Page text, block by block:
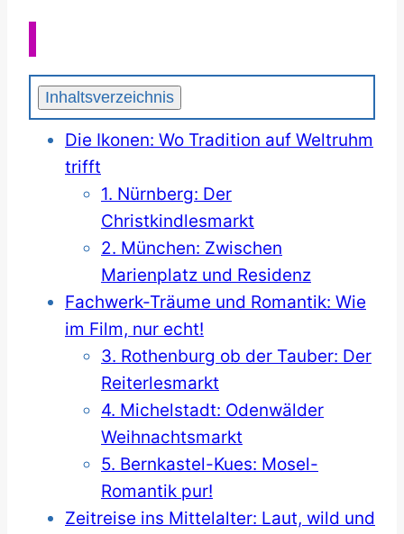
Inhaltsverzeichnis
Die Ikonen: Wo Tradition auf Weltruhm
trifft
1. Nürnberg: Der
Christkindlesmarkt
2. München: Zwischen
Marienplatz und Residenz
Fachwerk-Träume und Romantik: Wie
im Film, nur echt!
3. Rothenburg ob der Tauber: Der
Reiterlesmarkt
4. Michelstadt: Odenwälder
Weihnachtsmarkt
5. Bernkastel-Kues: Mosel-
Romantik pur!
Zeitreise ins Mittelalter: Laut, wild und